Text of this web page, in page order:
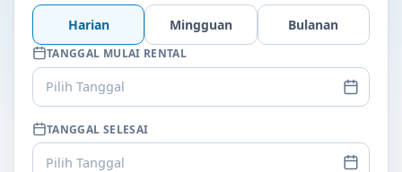
Harian Mingguan Bulanan
TANGGAL MULAI RENTAL
Pilih Tanggal
TANGGAL SELESAI
Pilih Tanggal